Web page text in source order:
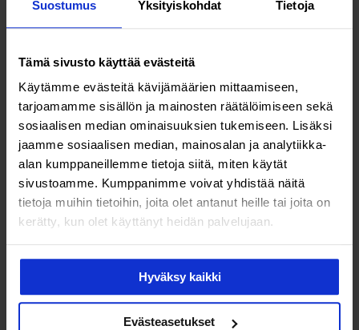
Suostumus Yksityiskohdat Tietoja
Tämä sivusto käyttää evästeitä
Käytämme evästeitä kävijämäärien mittaamiseen,
tarjoamamme sisällön ja mainosten räätälöimiseen sekä
sosiaalisen median ominaisuuksien tukemiseen. Lisäksi
jaamme sosiaalisen median, mainosalan ja analytiikka-
alan kumppaneillemme tietoja siitä, miten käytät
sivustoamme. Kumppanimme voivat yhdistää näitä
tietoja muihin tietoihin, joita olet antanut heille tai joita on
kerätty, kun olet käyttänyt heidän palvelujaan.
Hyväksy kaikki
Evästeasetukset
kuukautiset voivat olla epäsäännölliset vielä pari vuotta
niiden alkamisen jälkeen. Lisäksi monirakkulaisten
Mikä merkitys AMH-testillä on oireyhtymän
diagnosoinnissa?
Verinäytteestä tehtävänAMH-testinavulla voidaan
arvioida munasarjojen kapasiteettia tuottaa munasoluja.
Testi selvittää naisen pienten, varhaisten
munarakkuloiden tuottaman anti-Müller-nimisen
hormonin pitoisuutta veressä. Toistaiseksi
kansainvälinen Käypä hoito -suositus ei suosittele
käyttämään AMH-testiä PCOS:n diagnosoinnissa.
Tulevaisuudessa tarkoituksena kuitenkin on, että testi voi
korvata tai olla vaihtoehtoinen ultraäänitutkimukselle.